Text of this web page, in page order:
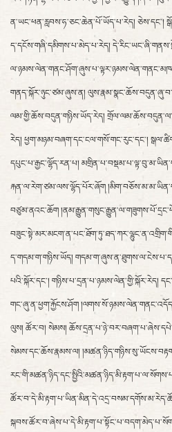
ན་ཡང་ཕན་རླབས་ཧ་ཅང་ཆེན་པོ་ཡོད་པ་རེད། ཅེས་དང་།
ད་དངོས་གཞི་དམིགས་པ་མེད་པ་རེད།
གནད་སྐོར་ཉུང་ཙམ་ཞུས་ན།
ལམ་གྱི་ཆོས་བདུན་གཉིས་ཡོད་རེད།
རེད། ཕྱག་མཉམ་བཞག་དང་ངལ་གསོ་གང་རུང་དང་།
དཔུང་པ་རྒྱང་ལྷོད་རན་པ།
རྐན་ལ་རེག་ཙམ་ལས་ལྷོད་པོར་ཞོག
བཙུམ་ནའང་ཆོག
ད་གདམ་ག་གཉིས་ཡོད།
པའི་སྐོར་དང་། གཉིས་པ་དྲན་པ་ཉམས་ལེན་གྱི་སྐོར་རེད།
གང་ཞུ་ན་ཕྱག་རྐྱོངས་ཤོག
ལུས། ཚོར་བ། སེམས།
སེམས་དང་ཆོས་རྣམས་ལ།